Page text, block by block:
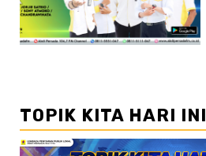
TOPIK KITA HARI INI